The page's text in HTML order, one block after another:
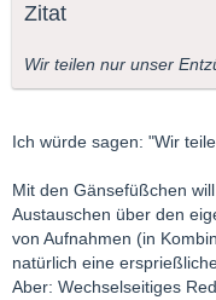
Zitat
Wir teilen nur unser
Ich würde sagen: "Wir
Mit den Gänsefüßchen
Austauschen über den
von Aufnahmen (in
natürlich eine
Aber: Wechselseitiges